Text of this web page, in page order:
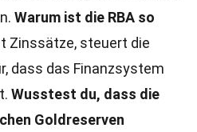
Warum ist die RBA so
Zinssätze, steuert die
dass das Finanzsystem
Wusstest du, dass die
Goldreserven